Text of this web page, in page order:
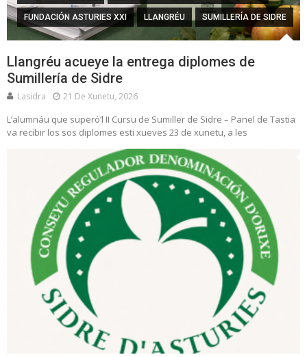
FUNDACIÓN ASTURIES XXI LLANGRÉU SUMILLERÍA DE SIDRE
Llangréu acueye la entrega diplomes de
Sumillería de Sidre
Lasidra 21 De Xunetu, 2026
L’alumnáu que superó’l II Cursu de Sumiller de Sidre – Panel de Tastia
va recibir los sos diplomes esti xueves 23 de xunetu, a les